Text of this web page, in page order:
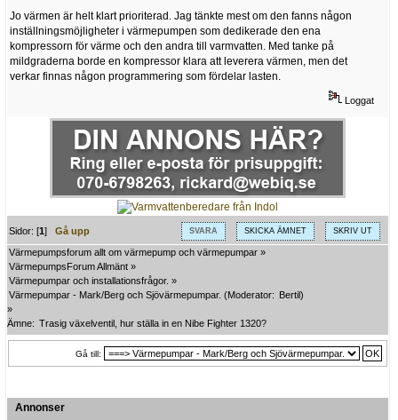
Jo värmen är helt klart prioriterad. Jag tänkte mest om den fanns någon
inställningsmöjligheter i värmepumpen som dedikerade den ena
kompressorn för värme och den andra till varmvatten. Med tanke på
mildgraderna borde en kompressor klara att leverera värmen, men det
verkar finnas någon programmering som fördelar lasten.
Loggat
SVARA SKICKA ÄMNET SKRIV UT
Sidor: [1]Gå upp
Värmepumpsforum allt om värmepump och värmepumpar »
VärmepumpsForum Allmänt »
Värmepumpar och installationsfrågor. »
Värmepumpar - Mark/Berg och Sjövärmepumpar. (Moderator: Bertil)
»
Ämne: Trasig växelventil, hur ställa in en Nibe Fighter 1320?
Gå till:
Annonser